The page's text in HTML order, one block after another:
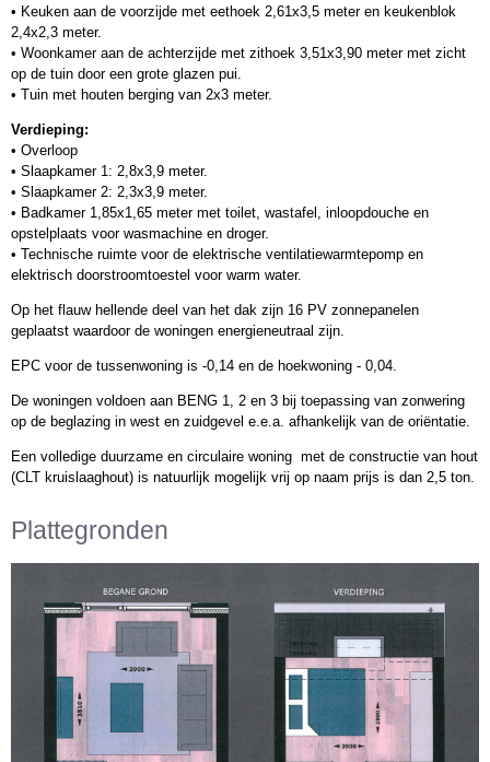
• Keuken aan de voorzijde met eethoek 2,61x3,5 meter en keukenblok
2,4x2,3 meter.
• Woonkamer aan de achterzijde met zithoek 3,51x3,90 meter met zicht
op de tuin door een grote glazen pui.
• Tuin met houten berging van 2x3 meter.
Verdieping:
• Overloop
• Slaapkamer 1: 2,8x3,9 meter.
• Slaapkamer 2: 2,3x3,9 meter.
• Badkamer 1,85x1,65 meter met toilet, wastafel, inloopdouche en
opstelplaats voor wasmachine en droger.
• Technische ruimte voor de elektrische ventilatiewarmtepomp en
elektrisch doorstroomtoestel voor warm water.
Op het flauw hellende deel van het dak zijn 16 PV zonnepanelen
geplaatst waardoor de woningen energieneutraal zijn.
EPC voor de tussenwoning is -0,14 en de hoekwoning - 0,04.
De woningen voldoen aan BENG 1, 2 en 3 bij toepassing van zonwering
op de beglazing in west en zuidgevel e.e.a. afhankelijk van de oriëntatie.
Een volledige duurzame en circulaire woning met de constructie van hout
(CLT kruislaaghout) is natuurlijk mogelijk vrij op naam prijs is dan 2,5 ton.
Plattegronden